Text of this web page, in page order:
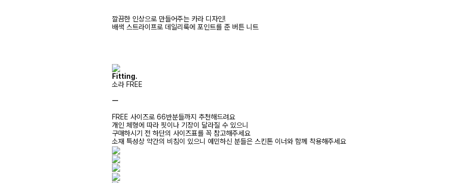
깔끔한 인상으로 만들어주는 카라 디자인!
배색 스트라이프로 데일리룩에 포인트를 준 버튼 니트
Fitting.
소라 FREE
ㅡ
FREE 사이즈로 66반분들까지 추천해드려요
개인 체형에 따라 핏이나 기장이 달라질 수 있으니
구매하시기 전 하단의 사이즈표를 꼭 참고해주세요
소재 특성상 약간의 비침이 있으니 예민하신 분들은 스킨톤 이너와 함께 착용해주세요